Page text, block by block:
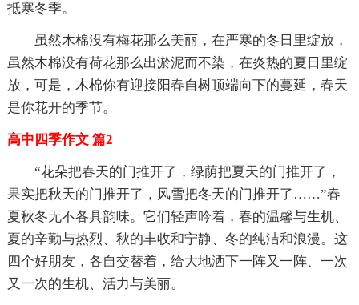
抵寒冬季。
虽然木棉没有梅花那么美丽，在严寒的冬日里绽放，
虽然木棉没有荷花那么出淤泥而不染，在炎热的夏日里绽
放，可是，木棉你有迎接阳春自树顶端向下的蔓延，春天
是你花开的季节。
高中四季作文 篇2
“花朵把春天的门推开了，绿荫把夏天的门推开了，
果实把秋天的门推开了，风雪把冬天的门推开了……”春
夏秋冬无不各具韵味。它们轻声吟着，春的温馨与生机、
夏的辛勤与热烈、秋的丰收和宁静、冬的纯洁和浪漫。这
四个好朋友，各自交替着，给大地洒下一阵又一阵、一次
又一次的生机、活力与美丽。